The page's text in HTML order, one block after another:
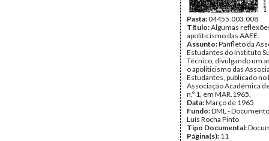
Pasta:04455.003.008
Título:Algumas
apoliticismo das AAEE.
Assunto:Panfleto da
Estudantes do Instituto
Técnico, divulgando um
o apoliticismo das
Estudantes, publicado
Associação Académica
n.º 1, em MAR.1965.
Data:Março de 1965
Fundo:DML -
Luís Rocha Pinto
Tipo Documental:
Página(s): 11